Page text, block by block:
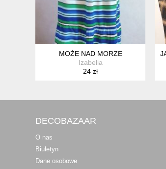
MOŻE NAD MORZE
Izabelia
24 zł
DECOBAZAAR
O nas
Biuletyn
Dane osobowe